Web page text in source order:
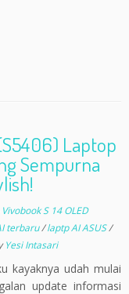
(S5406) Laptop
Sempurna
S 14 OLED
terbaru/laptp AI ASUS/
Yesi Intasari
kayaknya udah mulai
update informasi